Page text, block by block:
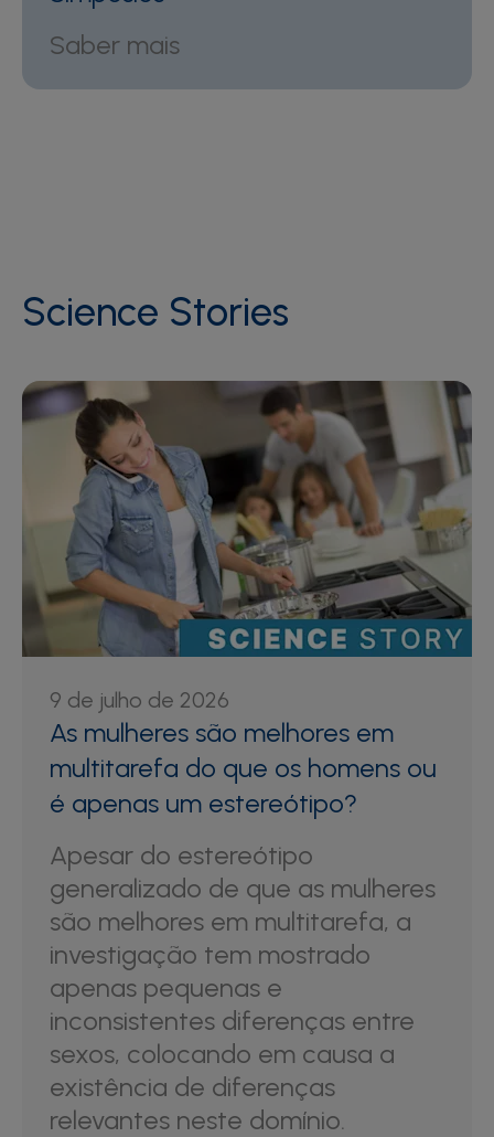
Saber mais
Science Stories
9 de julho de 2026
As mulheres são melhores em
multitarefa do que os homens ou
é apenas um estereótipo?
Apesar do estereótipo
generalizado de que as mulheres
são melhores em multitarefa, a
investigação tem mostrado
apenas pequenas e
inconsistentes diferenças entre
sexos, colocando em causa a
existência de diferenças
relevantes neste domínio.